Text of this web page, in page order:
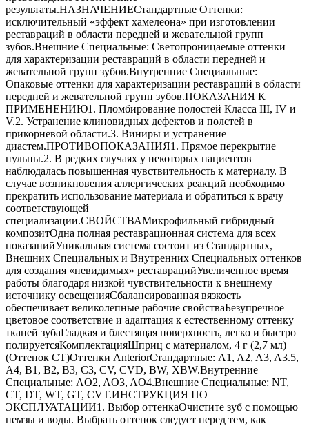
результаты.НАЗНАЧЕНИЕСтандартные Оттенки:
исключительный «эффект хамелеона» при изготовлении
реставраций в области передней и жевательной групп
зубов.Внешние Специальные: Светопроницаемые оттенки
для характеризации реставраций в области передней и
жевательной групп зубов.Внутренние Специальные:
Опаковые оттенки для характеризации реставраций в области
передней и жевательной групп зубов.ПОКАЗАНИЯ К
ПРИМЕНЕНИЮ1. Пломбирование полостей Класса III, IV и
V.2. Устранение клиновидных дефектов и полстей в
прикорневой области.3. Виниры и устранение
диастем.ПРОТИВОПОКАЗАНИЯ1. Прямое перекрытие
пульпы.2. В редких случаях у некоторых пациентов
наблюдалась повышенная чувствительность к материалу. В
случае возникновения аллергических реакций необходимо
прекратить использование материала и обратиться к врачу
соответствующей
специализации.СВОЙСТВАМикрофильный гибридный
композитОдна полная реставрационная система для всех
показанийУникальная система состоит из Стандартных,
Внешних Специальных и Внутренних Специальных оттенков
для создания «невидимых» реставрацийУвеличенное время
работы благодаря низкой чувствительности к внешнему
источнику освещенияСбалансированная вязкость
обеспечивает великолепные рабочие свойстваБезупречное
цветовое соответствие и адаптация к естественному оттенку
тканей зубаГладкая и блестящая поверхность, легко и быстро
полируетсяКомплектацияШприц с материалом, 4 г (2,7 мл)
(Оттенок СТ)Оттенки AnteriorСтандартные: A1, A2, A3, A3.5,
A4, B1, B2, B3, C3, CV, CVD, BW, XBW.Внутренние
Специальные: AO2, AO3, AO4.Внешние Специальные: NT,
CT, DT, WT, GT, CVT.ИНСТРУКЦИЯ ПО
ЭКСПЛУАТАЦИИ1. Выбор оттенкаОчистите зуб с помощью
пемзы и воды. Выбрать оттенок следует перед тем, как